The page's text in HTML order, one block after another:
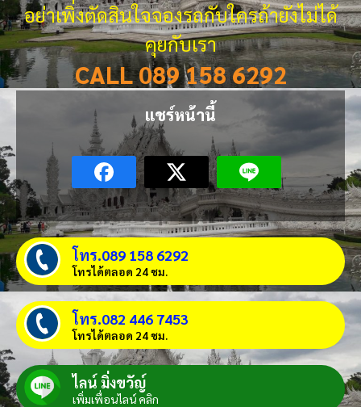
อย่าเพิ่งตัดสินใจจองรถกับใครถ้ายังไม่ได้
คุยกับเรา
CALL 089 158 6292
แชร์หน้านี้
โทร.089 158 6292
โทรได้ตลอด 24 ชม.
โทร.082 446 7453
โทรได้ตลอด 24 ชม.
ไลน์ มิ่งขวัญ์
เพิ่มเพื่อนไลน์ คลิก